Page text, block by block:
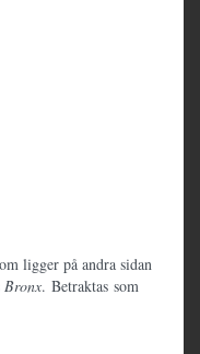
ligger på andra sidan
Bronx. Betraktas som